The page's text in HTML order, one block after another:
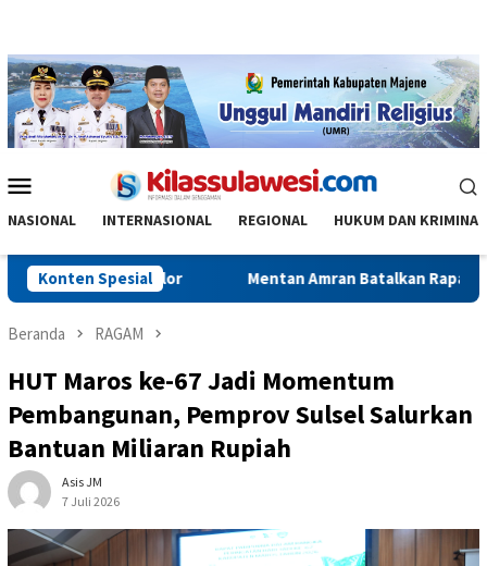
Mobile
NASIONAL INTERNASIONAL REGIONAL HUKUM DAN KRIMINAL
Konten Spesial
Alor Mentan Amran Batalkan Rapat Penting di
Beranda RAGAM
HUT Maros ke-67 Jadi Momentum
Pembangunan, Pemprov Sulsel Salurkan
Bantuan Miliaran Rupiah
Asis JM
7 Juli 2026